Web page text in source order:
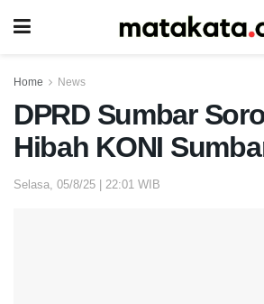
Home News
DPRD Sumbar
Hibah KONI
Selasa, 05/8/25 | 22:01 WIB